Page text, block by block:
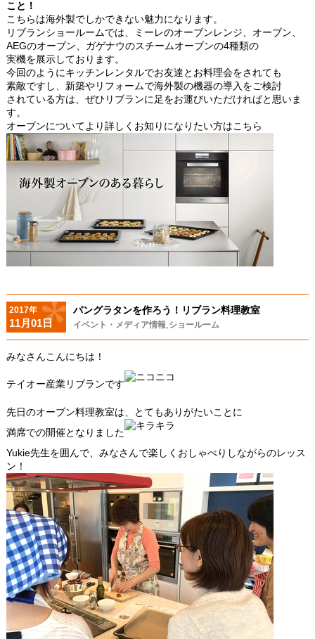
こと！
こちらは海外製でしかできない魅力になります。
リブランショールームでは、ミーレのオーブンレンジ、オーブン、
AEGのオーブン、ガゲナウのスチームオーブンの4種類の
実機を展示しております。
今回のようにキッチンレンタルでお友達とお料理会をされても
素敵ですし、新築やリフォームで海外製の機器の導入をご検討
されている方は、ぜひリブランに足をお運びいただければと思いま
す。
オーブンについてより詳しくお知りになりたい方はこちら
2017年
11月01日
パングラタンを作ろう！リブラン料理教室
イベント・メディア情報 ショールーム
みなさんこんにちは！
テイオー産業リブランです
先日のオーブン料理教室は、とてもありがたいことに
満席での開催となりました
Yukie先生を囲んで、みなさんで楽しくおしゃべりしながらのレッス
ン！